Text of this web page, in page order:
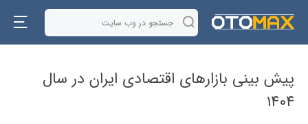
پیش بینی بازار‌های اقتصادی ایران در سال
۱۴۰۴